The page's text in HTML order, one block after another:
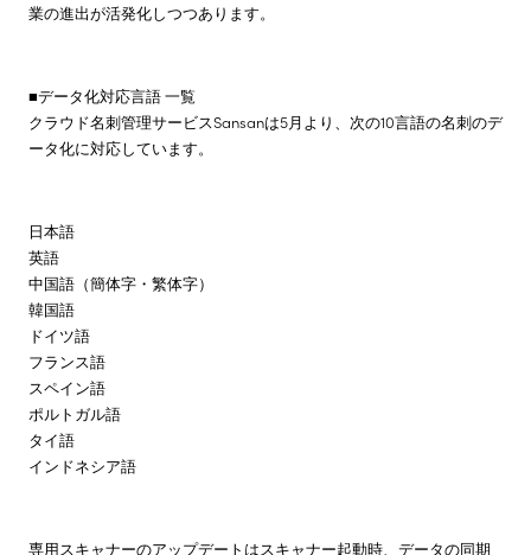
業の進出が活発化しつつあります。
■データ化対応言語 一覧
クラウド名刺管理サービスSansanは5月より、次の10言語の名刺のデ
ータ化に対応しています。
日本語
英語
中国語（簡体字・繁体字）
韓国語
ドイツ語
フランス語
スペイン語
ポルトガル語
タイ語
インドネシア語
専用スキャナーのアップデートはスキャナー起動時、データの同期